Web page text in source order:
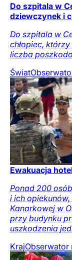
Do szpitala w
dziewczynek i
Do szpitala w
chłopiec,
liczba
Świat
Ewakuacja
Ponad 200
i ich
Kanarkowej w
przy budynku
uszkodzenia
KrajObserwator